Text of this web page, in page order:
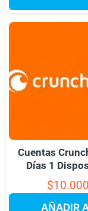
Cuentas
Días 1
$10.000
AÑADIR